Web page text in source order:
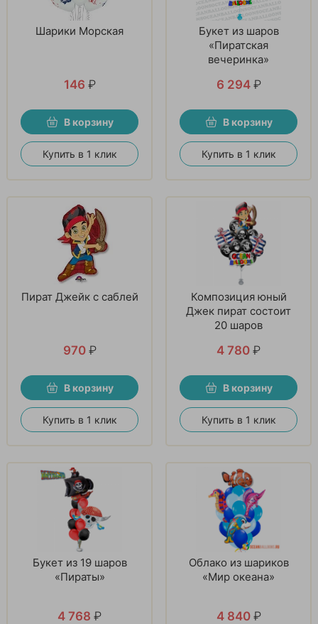
Шарики Морская
146 ₽
В корзину
Купить в 1 клик
Букет из шаров
«Пиратская
вечеринка»
6 294 ₽
В корзину
Купить в 1 клик
Пират Джейк с саблей
970 ₽
В корзину
Купить в 1 клик
Композиция юный
Джек пират состоит
20 шаров
4 780 ₽
В корзину
Купить в 1 клик
Букет из 19 шаров
«Пираты»
4 768 ₽
Облако из шариков
«Мир океана»
4 840 ₽